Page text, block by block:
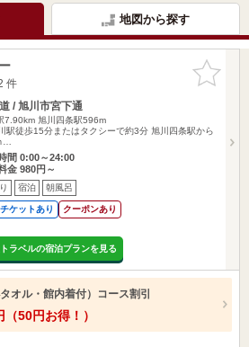
地図から探す
お気に入
りに追加
件
/ 旭川市宮下通
7.90km 旭川四条駅596m
駅徒歩15分またはタクシーで約3分 旭川四条駅から
…
間 0:00～24:00
金 980円～
宿泊 朝風呂
ケットあり クーポンあり
ラベルの宿泊プランを見る
オル・館内着付）コース割引
（50円お得！）